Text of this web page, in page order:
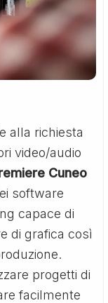
alla richiesta
video/audio
Cuneo
software
capace di
di grafica così
progetti di
facilmente